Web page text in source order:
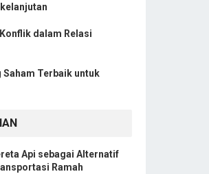
dalam Relasi
Terbaik untuk
Api sebagai Alternatif
Ramah